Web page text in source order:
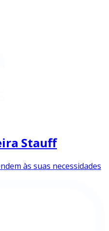
Stauff
às suas necessidades